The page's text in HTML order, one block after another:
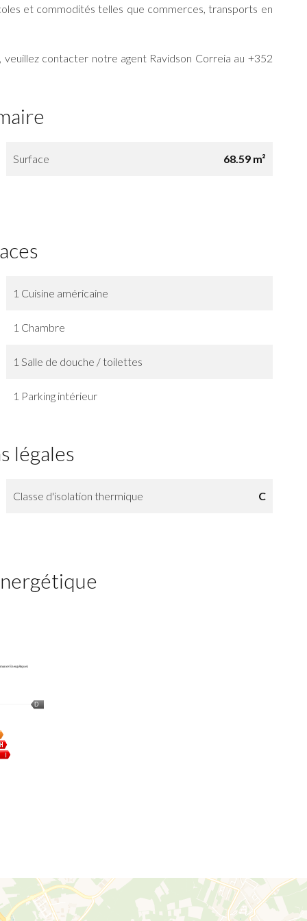
et commodités telles que commerces, transports en
contacter notre agent Ravidson Correia au +352
Surface 68.59 m²
1 Cuisine américaine
1 Chambre
1 Salle de douche / toilettes
1 Parking intérieur
légales
Classe d'isolation thermique C
D
Energétique)